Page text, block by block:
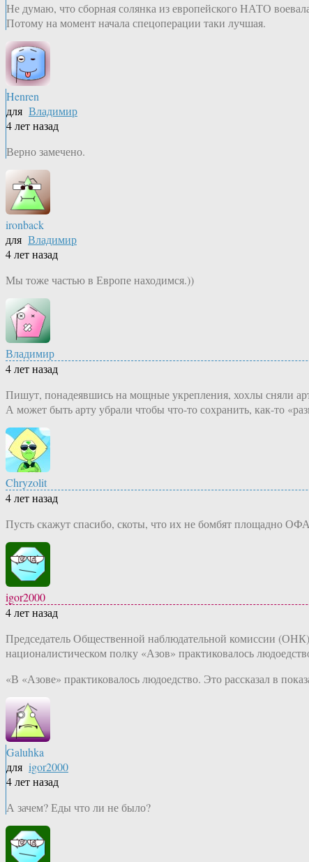
Не думаю, что сборная солянка из европейского НАТО
Потому на момент начала спецоперации таки лучшая.
Henren
для Владимир
4 лет назад
Верно замечено.
ironback
для Владимир
4 лет назад
Мы тоже частью в Европе находимся.))
Владимир
4 лет назад
Пишут, понадеявшись на мощные укрепления, хохлы сняли
А может быть арту убрали чтобы что-то сохранить, как-то
Chryzolit
4 лет назад
Пусть скажут спасибо, скоты, что их не бомбят площадно
igor2000
4 лет назад
Председатель Общественной наблюдательной комиссии
националистическом полку «Азов» практиковалось
«В «Азове» практиковалось людоедство. Это рассказал в
Galuhka
для igor2000
4 лет назад
А зачем? Еды что ли не было?